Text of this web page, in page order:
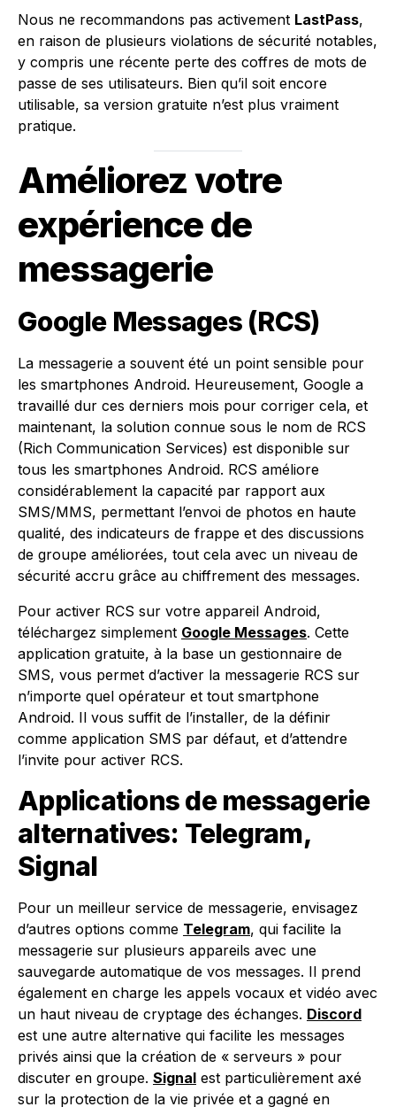
Nous ne recommandons pas activement LastPass,
en raison de plusieurs violations de sécurité notables,
y compris une récente perte des coffres de mots de
passe de ses utilisateurs. Bien qu’il soit encore
utilisable, sa version gratuite n’est plus vraiment
pratique.
Améliorez votre
expérience de
messagerie
Google Messages (RCS)
La messagerie a souvent été un point sensible pour
les smartphones Android. Heureusement, Google a
travaillé dur ces derniers mois pour corriger cela, et
maintenant, la solution connue sous le nom de RCS
(Rich Communication Services) est disponible sur
tous les smartphones Android. RCS améliore
considérablement la capacité par rapport aux
SMS/MMS, permettant l’envoi de photos en haute
qualité, des indicateurs de frappe et des discussions
de groupe améliorées, tout cela avec un niveau de
sécurité accru grâce au chiffrement des messages.
Pour activer RCS sur votre appareil Android,
téléchargez simplement Google Messages. Cette
application gratuite, à la base un gestionnaire de
SMS, vous permet d’activer la messagerie RCS sur
n’importe quel opérateur et tout smartphone
Android. Il vous suffit de l’installer, de la définir
comme application SMS par défaut, et d’attendre
l’invite pour activer RCS.
Applications de messagerie
alternatives: Telegram,
Signal
Pour un meilleur service de messagerie, envisagez
d’autres options comme Telegram, qui facilite la
messagerie sur plusieurs appareils avec une
sauvegarde automatique de vos messages. Il prend
également en charge les appels vocaux et vidéo avec
un haut niveau de cryptage des échanges. Discord
est une autre alternative qui facilite les messages
privés ainsi que la création de « serveurs » pour
discuter en groupe. Signal est particulièrement axé
sur la protection de la vie privée et a gagné en